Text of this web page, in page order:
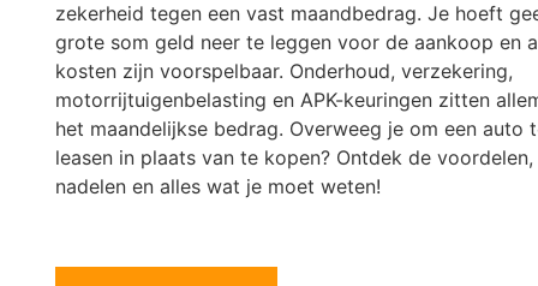
zekerheid tegen een vast maandbedrag. Je hoeft
grote som geld neer te leggen voor de aankoop en
kosten zijn voorspelbaar. Onderhoud, verzekering,
motorrijtuigenbelasting en APK-keuringen zitten
het maandelijkse bedrag. Overweeg je om een auto
leasen in plaats van te kopen? Ontdek de voordelen,
nadelen en alles wat je moet weten!